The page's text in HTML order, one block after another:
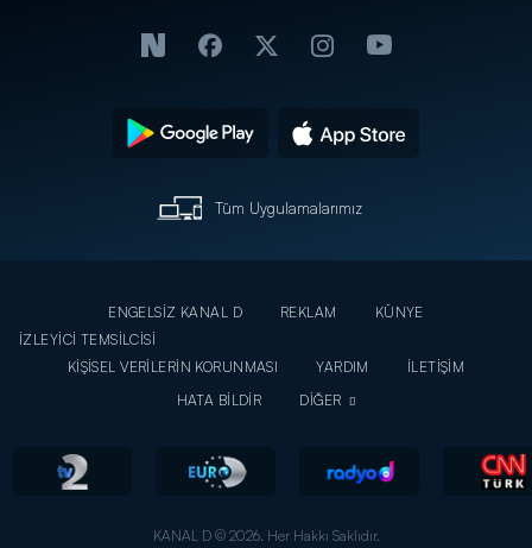
Tüm Uygulamalarımız
ENGELSİZ KANAL D REKLAM
KÜNYE
İZLEYİCİ TEMSİLCİSİ
KİŞİSEL VERİLERİN KORUNMASI
YARDIM
İLETİŞİM
HATA BİLDİR
DİĞER
KANAL D © 2026. Her Hakkı Saklıdır.